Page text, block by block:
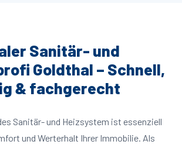
Sanitär- und
Goldthal – Schnell,
& fachgerecht
Sanitär- und Heizsystem ist essenziell
und Werterhalt Ihrer Immobilie. Als